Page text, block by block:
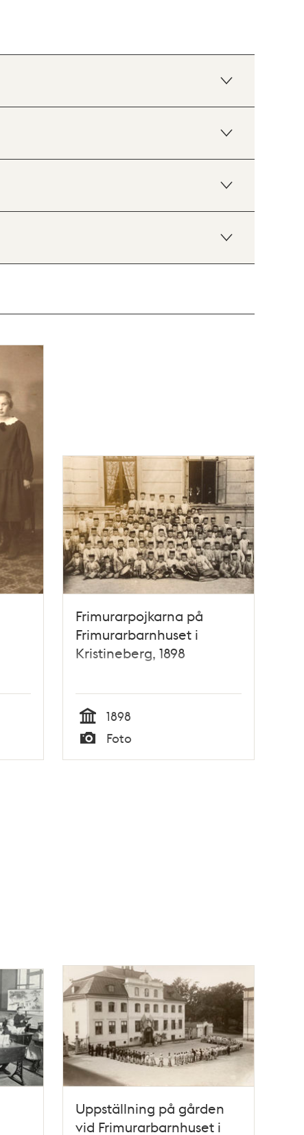
Frimurarpojkarna på
Frimurarbarnhuset i
Kristineberg, 1898
Tid
1898
Typ
Foto
Uppställning på gården
vid Frimurarbarnhuset i